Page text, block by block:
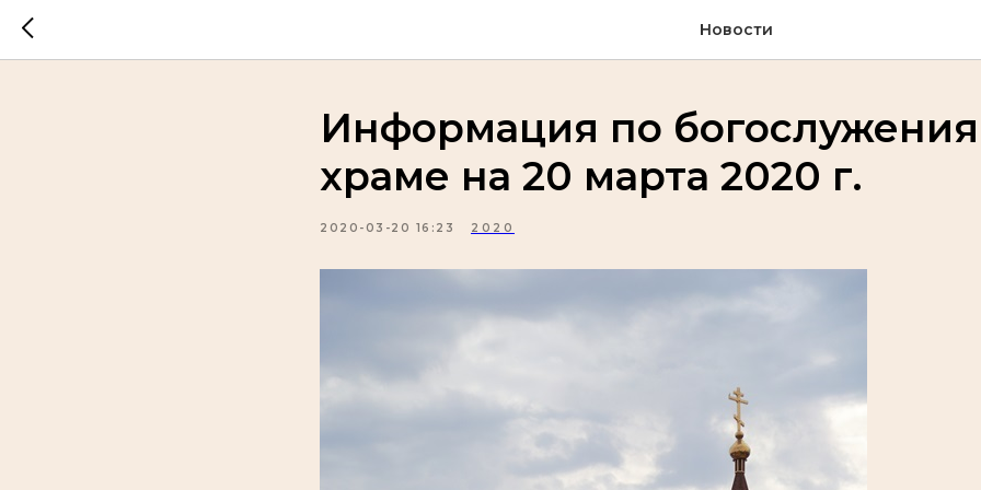
Новости
Информация по
храме на 20 марта 2020 г.
2020-03-20 16:23 2020